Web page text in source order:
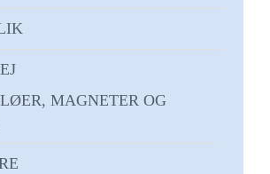
MAGNETER OG